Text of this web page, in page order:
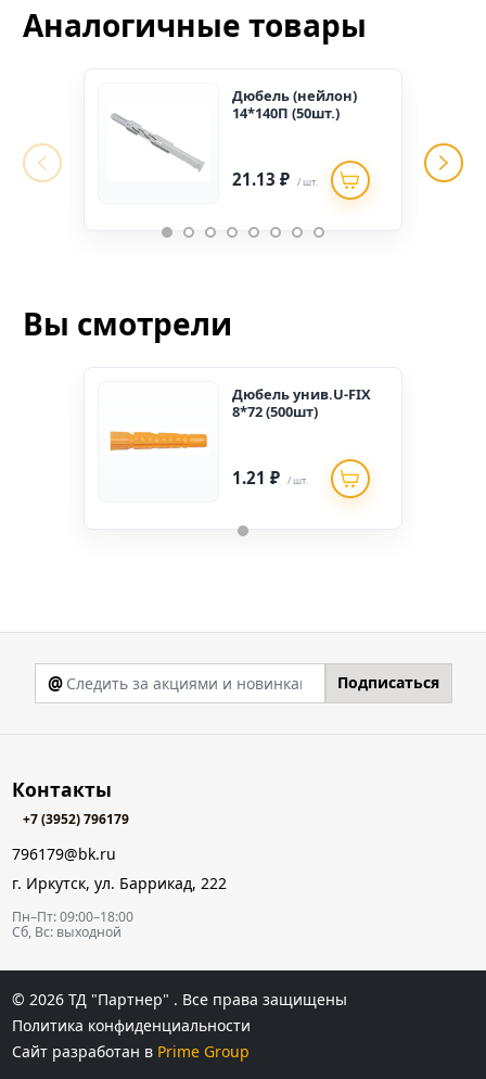
Аналогичные товары
Дюбель (нейлон)
14*140П (50шт.)
21.13 ₽ / шт.
Вы смотрели
Дюбель унив.U-FIX
8*72 (500шт)
1.21 ₽ / шт.
@ Подписаться
Контакты
+7 (3952) 796179
796179@bk.ru
г. Иркутск, ул. Баррикад, 222
Пн–Пт: 09:00–18:00
Сб, Вс: выходной
© 2026 ТД "Партнер" . Все права защищены
Политика конфиденциальности
Сайт разработан в Prime Group